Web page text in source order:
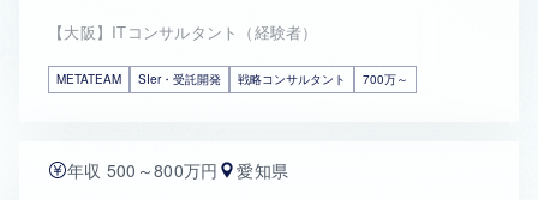
【大阪】ITコンサルタント（経験者）
METATEAM SIer・受託開発 戦略コンサルタント 700万～
年収 500～800万円 愛知県